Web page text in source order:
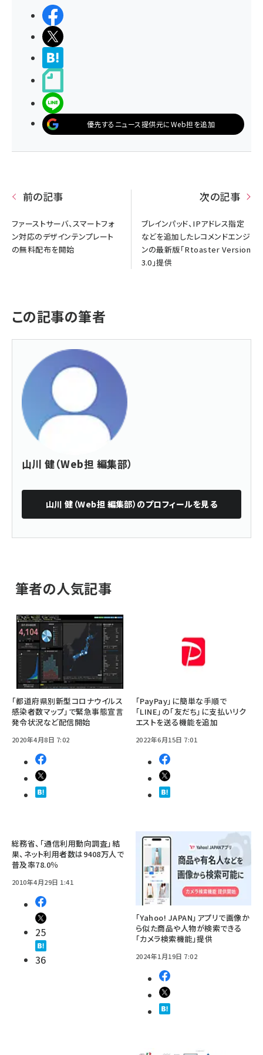
優先するニュース提供元にWeb担を追加
前の記事
ファーストサーバ、スマートフォ
ン対応のデザインテンプレート
の無料配布を開始
次の記事
ブレインパッド、IPアドレス指定
などを追加したレコメンドエンジ
ンの最新版「Rtoaster Version
3.0」提供
この記事の筆者
山川 健（Web担 編集部）
山川 健（Web担 編集部） のプロフィールを見る
筆者の人気記事
「都道府県別新型コロナウイルス
感染者数マップ」で緊急事態宣言
発令状況など配信開始
2020年4月8日 7:02
「PayPay」に簡単な手順で
「LINE」の「友だち」に支払いリク
エストを送る機能を追加
2022年6月15日 7:01
総務省、「通信利用動向調査」結
果、ネット利用者数は9408万人で
普及率78.0％
2010年4月29日 1:41
25
36
「Yahoo! JAPAN」アプリで画像か
ら似た商品や人物が検索できる
「カメラ検索機能」提供
2024年1月19日 7:02